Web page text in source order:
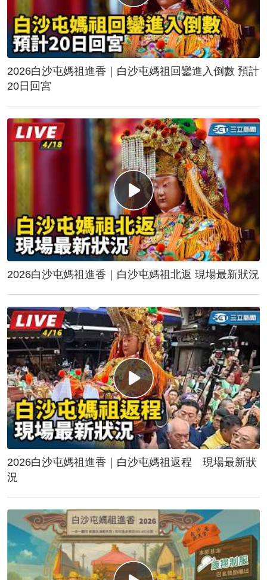
2026白沙屯媽祖進香｜白沙屯媽祖回鑾進入倒數 預計
20日回宮
2026白沙屯媽祖進香｜白沙屯媽祖北返 現場最新狀況
2026白沙屯媽祖進香｜白沙屯媽祖返程 現場最新狀
況